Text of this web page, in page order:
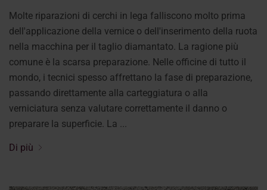
Molte riparazioni di cerchi in lega falliscono molto prima
dell'applicazione della vernice o dell'inserimento della ruota
nella macchina per il taglio diamantato. La ragione più
comune è la scarsa preparazione. Nelle officine di tutto il
mondo, i tecnici spesso affrettano la fase di preparazione,
passando direttamente alla carteggiatura o alla
verniciatura senza valutare correttamente il danno o
preparare la superficie. La ...
Di più